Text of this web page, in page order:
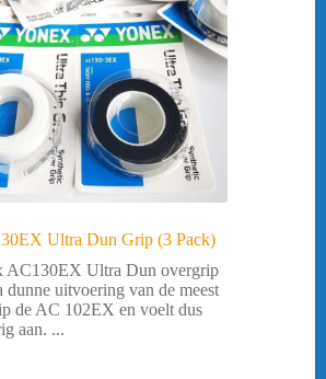
Ultra Dun Grip (3 Pack)
AC130EX Ultra Dun overgrip
dunne uitvoering van de meest
de AC 102EX en voelt dus
aan. ...